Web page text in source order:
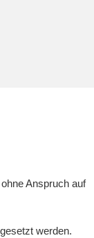
Anspruch auf
werden.